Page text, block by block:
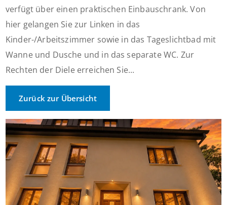
verfügt über einen praktischen Einbauschrank. Von
hier gelangen Sie zur Linken in das
Kinder-/Arbeitszimmer sowie in das Tageslichtbad mit
Wanne und Dusche und in das separate WC. Zur
Rechten der Diele erreichen Sie...
Zurück zur Übersicht